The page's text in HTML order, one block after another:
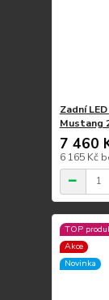
Zadní
Mustang
7 460
6 165 Kč
TOP
Akce
Novinka